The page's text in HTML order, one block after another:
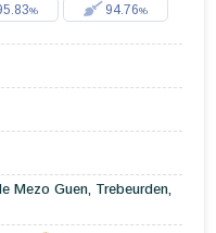
94.76
Mezo Guen, Trebeurden,